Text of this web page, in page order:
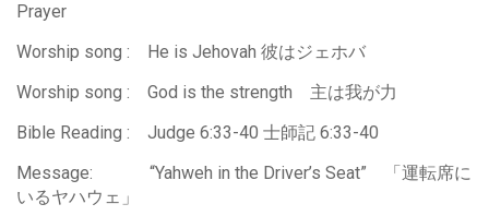
Prayer
Worship song : He is Jehovah 彼はジェホバ
Worship song : God is the strength 主は我が力
Bible Reading : Judge 6:33-40 士師記 6:33-40
Message: “Yahweh in the Driver’s Seat” 「運転席に
いるヤハウェ」